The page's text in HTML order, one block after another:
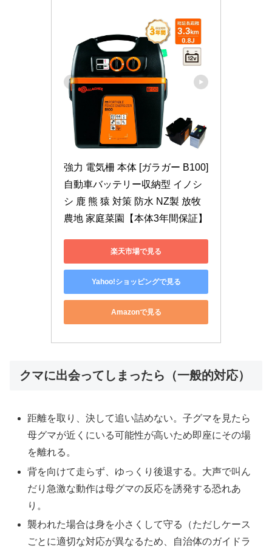
強力 電気柵 本体 [ガラガー B100]
自動車バッテリー収納型 イノシ
シ 鹿 熊 猿 対策 防水 NZ製 放牧
農地 家庭菜園【本体3年間保証】
楽天市場で見る
Yahoo!ショッピングで見る
Amazonで見る
クマに出会ってしまったら（一般的対応）
距離を取り、決して追い詰めない。子グマを見たら
母グマが近くにいる可能性が高いため即座にその場
を離れる。
背を向けて走らず、ゆっくり後退する。大声で叫ん
だり急激な動作は母グマの反応を誘発する恐れあ
り。
襲われた場合は身を小さくして守る（ただしケース
ごとに適切な対応が異なるため、自治体のガイドラ